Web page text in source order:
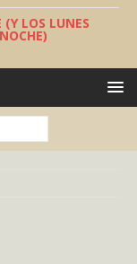
(Y LOS LUNES